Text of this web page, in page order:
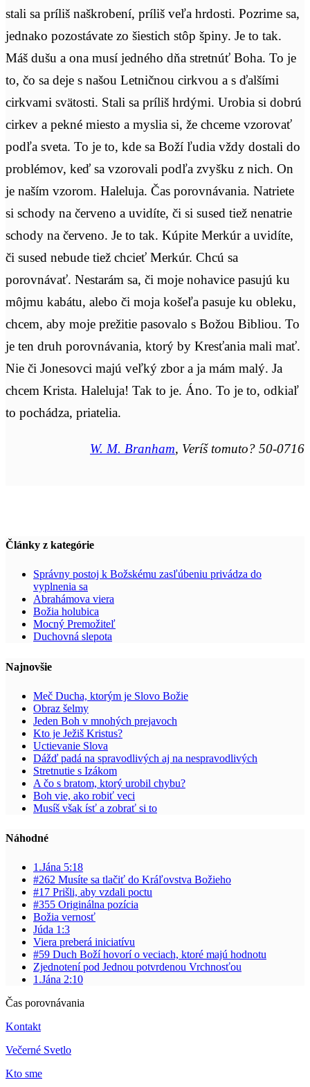
stali sa príliš naškrobení, príliš veľa hrdosti. Pozrime sa,
jednako pozostávate zo šiestich stôp špiny. Je to tak.
Máš dušu a ona musí jedného dňa stretnúť Boha. To je
to, čo sa deje s našou Letničnou cirkvou a s ďalšími
cirkvami svätosti. Stali sa príliš hrdými. Urobia si dobrú
cirkev a pekné miesto a myslia si, že chceme vzorovať
podľa sveta. To je to, kde sa Boží ľudia vždy dostali do
problémov, keď sa vzorovali podľa zvyšku z nich. On
je naším vzorom. Haleluja. Čas porovnávania. Natriete
si schody na červeno a uvidíte, či si sused tiež nenatrie
schody na červeno. Je to tak. Kúpite Merkúr a uvidíte,
či sused nebude tiež chcieť Merkúr. Chcú sa
porovnávať. Nestarám sa, či moje nohavice pasujú ku
môjmu kabátu, alebo či moja košeľa pasuje ku obleku,
chcem, aby moje prežitie pasovalo s Božou Bibliou. To
je ten druh porovnávania, ktorý by Kresťania mali mať.
Nie či Jonesovci majú veľký zbor a ja mám malý. Ja
chcem Krista. Haleluja! Tak to je. Áno. To je to, odkiaľ
to pochádza, priatelia.
W. M. Branham, Veríš tomuto? 50-0716
Články z kategórie
Správny postoj k Božskému zasľúbeniu privádza do
vyplnenia sa
Abrahámova viera
Božia holubica
Mocný Premožiteľ
Duchovná slepota
Najnovšie
Meč Ducha, ktorým je Slovo Božie
Obraz šelmy
Jeden Boh v mnohých prejavoch
Kto je Ježiš Kristus?
Uctievanie Slova
Dážď padá na spravodlivých aj na nespravodlivých
Stretnutie s Izákom
A čo s bratom, ktorý urobil chybu?
Boh vie, ako robiť veci
Musíš však ísť a zobrať si to
Náhodné
1.Jána 5:18
#262 Musíte sa tlačiť do Kráľovstva Božieho
#17 Prišli, aby vzdali poctu
#355 Originálna pozícia
Božia vernosť
Júda 1:3
Viera preberá iniciatívu
#59 Duch Boží hovorí o veciach, ktoré majú hodnotu
Zjednotení pod Jednou potvrdenou Vrchnosťou
1.Jána 2:10
Čas porovnávania
Kontakt
Večerné Svetlo
Kto sme